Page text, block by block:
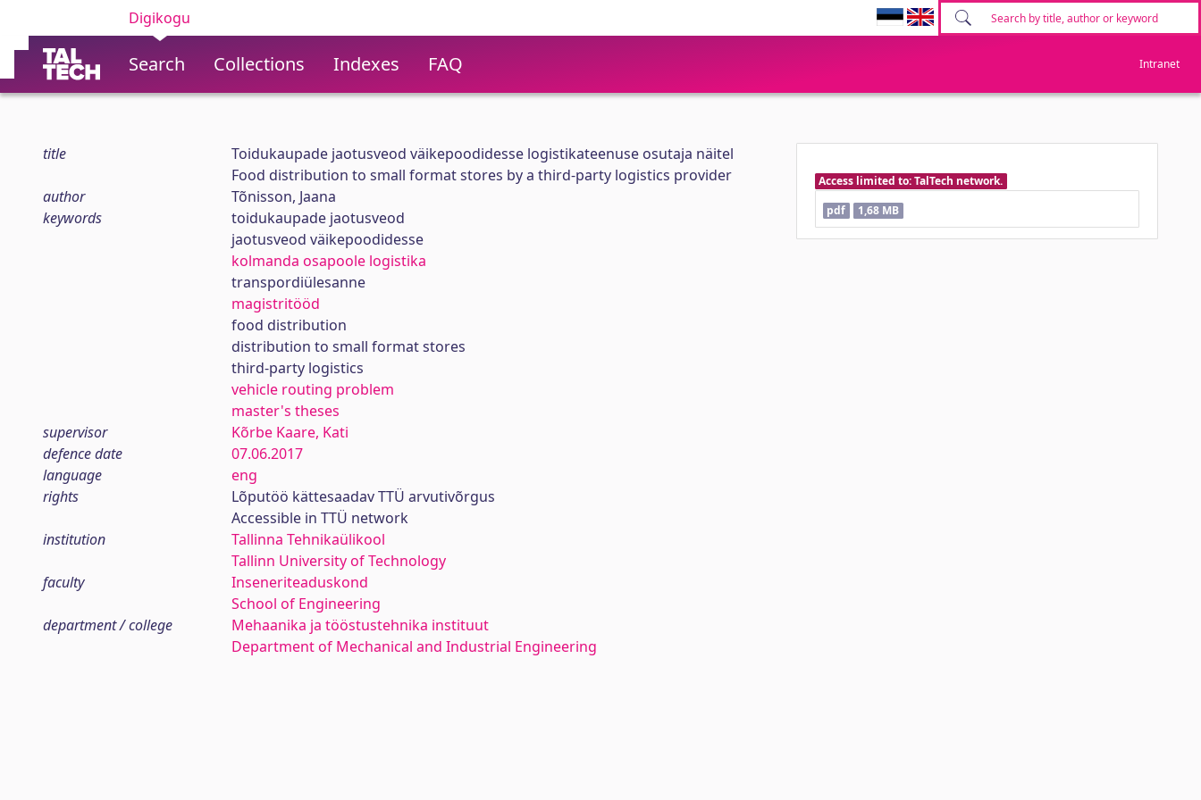
Digikogu
Search Collections Indexes FAQ Intranet
title
Toidukaupade jaotusveod väikepoodidesse logistikateenuse osutaja näitel
Food distribution to small format stores by a third-party logistics provider
author
Tõnisson, Jaana
keywords
toidukaupade jaotusveod
jaotusveod väikepoodidesse
kolmanda osapoole logistika
transpordiülesanne
magistritööd
food distribution
distribution to small format stores
third-party logistics
vehicle routing problem
master's theses
supervisor
Kõrbe Kaare, Kati
defence date
07.06.2017
language
eng
rights
Lõputöö kättesaadav TTÜ arvutivõrgus
Accessible in TTÜ network
institution
Tallinna Tehnikaülikool
Tallinn University of Technology
faculty
Inseneriteaduskond
School of Engineering
department / college
Mehaanika ja tööstustehnika instituut
Department of Mechanical and Industrial Engineering
Access limited to: TalTech network.
pdf
1,68 MB